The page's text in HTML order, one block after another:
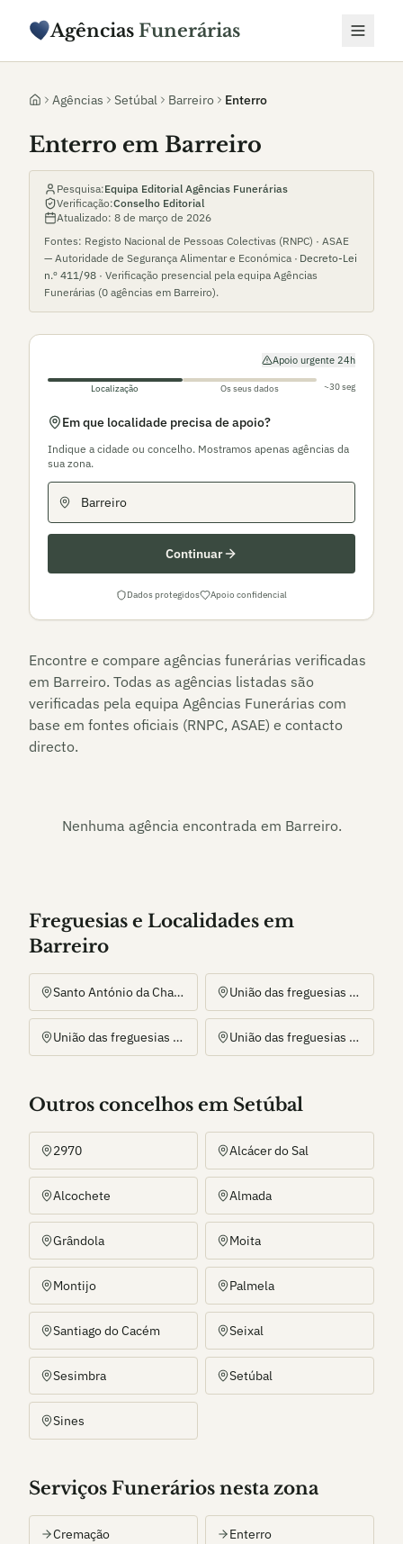
Agências Funerárias
Agências Setúbal Barreiro Enterro
Enterro em Barreiro
Pesquisa:Equipa Editorial Agências Funerárias
Verificação:Conselho Editorial
Atualizado: 8 de março de 2026
Fontes: Registo Nacional de Pessoas Colectivas (RNPC) · ASAE
— Autoridade de Segurança Alimentar e Económica · Decreto-Lei
n.º 411/98 · Verificação presencial pela equipa Agências
Funerárias (0 agências em Barreiro).
Apoio urgente 24h
Localização Os seus dados ~30 seg
Em que localidade precisa de apoio?
Indique a cidade ou concelho. Mostramos apenas agências da
sua zona.
Continuar
Dados protegidos Apoio confidencial
Encontre e compare agências funerárias verificadas
em Barreiro. Todas as agências listadas são
verificadas pela equipa Agências Funerárias com
base em fontes oficiais (RNPC, ASAE) e contacto
directo.
Nenhuma agência encontrada em Barreiro.
Freguesias e Localidades em
Barreiro
Santo António da Charneca União das freguesias de Alto do Seixalinho, Santo André e Verderena
União das freguesias de Barreiro e Lavradio União das freguesias de Palhais e Coina
Outros concelhos em Setúbal
2970 Alcácer do Sal
Alcochete Almada
Grândola Moita
Montijo Palmela
Santiago do Cacém Seixal
Sesimbra Setúbal
Sines
Serviços Funerários nesta zona
Cremação Enterro